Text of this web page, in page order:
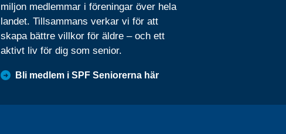
miljon medlemmar i föreningar över hela
landet. Tillsammans verkar vi för att
skapa bättre villkor för äldre – och ett
aktivt liv för dig som senior.
Bli medlem i SPF Seniorerna här